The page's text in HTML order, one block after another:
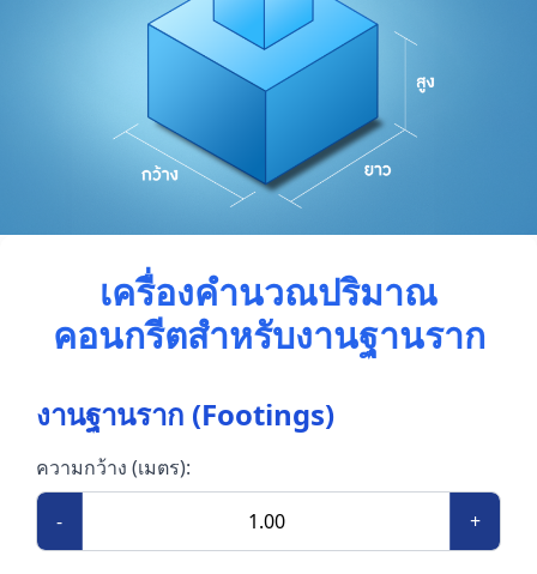
เครื่องคำนวณปริมาณ
คอนกรีตสำหรับงานฐานราก
งานฐานราก (Footings)
ความกว้าง (เมตร):
- +